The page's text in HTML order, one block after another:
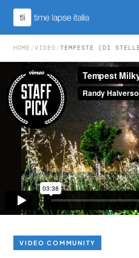
HOME /VIDEO /TEMPESTE (DI
VIDEO COMMUNITY